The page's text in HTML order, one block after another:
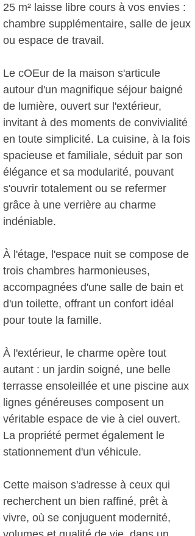
25 m² laisse libre cours à vos envies :
chambre supplémentaire, salle de jeux
ou espace de travail.
Le cOEur de la maison s'articule
autour d'un magnifique séjour baigné
de lumière, ouvert sur l'extérieur,
invitant à des moments de convivialité
en toute simplicité. La cuisine, à la fois
spacieuse et familiale, séduit par son
élégance et sa modularité, pouvant
s'ouvrir totalement ou se refermer
grâce à une verrière au charme
indéniable.
À l'étage, l'espace nuit se compose de
trois chambres harmonieuses,
accompagnées d'une salle de bain et
d'un toilette, offrant un confort idéal
pour toute la famille.
À l'extérieur, le charme opère tout
autant : un jardin soigné, une belle
terrasse ensoleillée et une piscine aux
lignes généreuses composent un
véritable espace de vie à ciel ouvert.
La propriété permet également le
stationnement d'un véhicule.
Cette maison s'adresse à ceux qui
recherchent un bien raffiné, prêt à
vivre, où se conjuguent modernité,